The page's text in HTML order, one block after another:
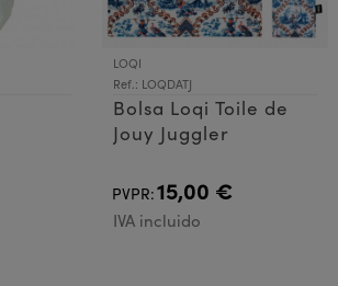
LOQI
Ref.: LOQDATJ
Bolsa Loqi Toile de
Jouy Juggler
PVPR:15,00 €
IVA incluido